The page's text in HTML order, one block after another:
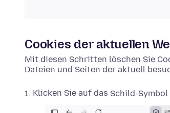
Cookies der aktuellen
Mit diesen Schritten löschen Sie
Dateien und Seiten der aktuell
Klicken Sie auf das Schild-Symbol